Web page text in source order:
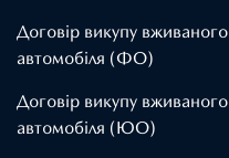
Договір викупу вживаного
автомобіля (ФО)
Договір викупу вживаного
автомобіля (ЮО)